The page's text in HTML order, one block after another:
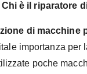
Chi è il riparatore
di macchine
importanza
poche